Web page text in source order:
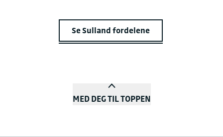
Se Sulland fordelene
MED DEG TIL TOPPEN